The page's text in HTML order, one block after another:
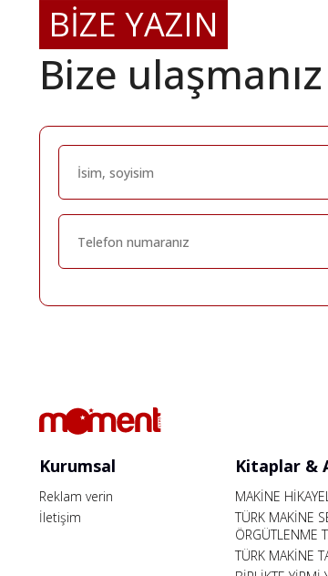
BİZE YAZIN
Bize
Kurumsal
Reklam verin
İletişim
Kitaplar &
MAKİNE
TÜRK MAKİNE
ÖRGÜTLENME
TÜRK MAKİNE